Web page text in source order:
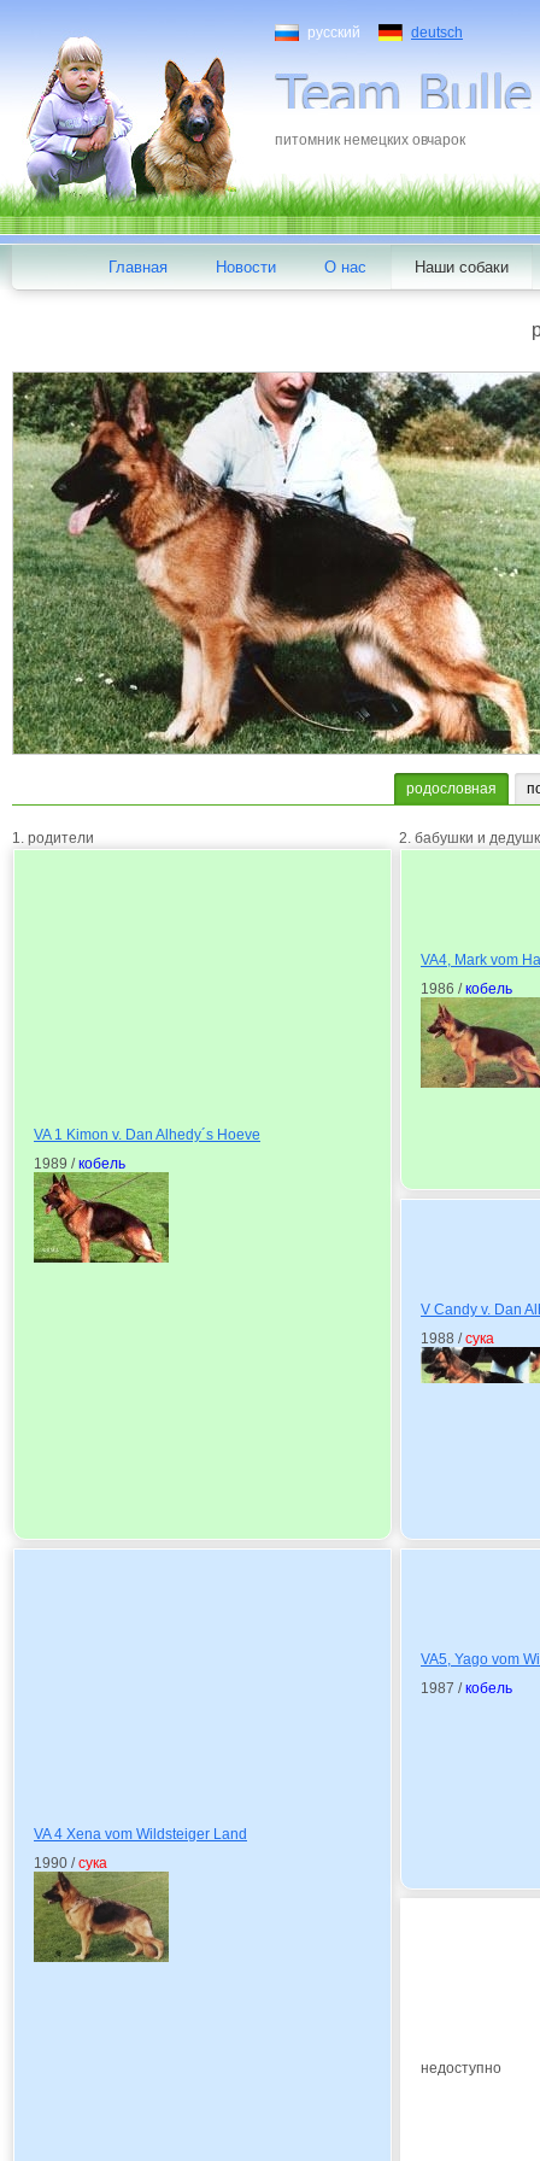
русский deutsch
питомник немецких овчарок
Главная Новости О нас Наши собаки
родословная
1. родители 2. бабушки и
VA 1 Kimon v. Dan Alhedy´s Hoeve
1989 /кобель
VA 4 Xena vom Wildsteiger Land
1990 /сука
VA4, Mark vom
1986 /кобель
V Candy v. Dan
1988 /сука
VA5, Yago vom
1987 /кобель
недоступно